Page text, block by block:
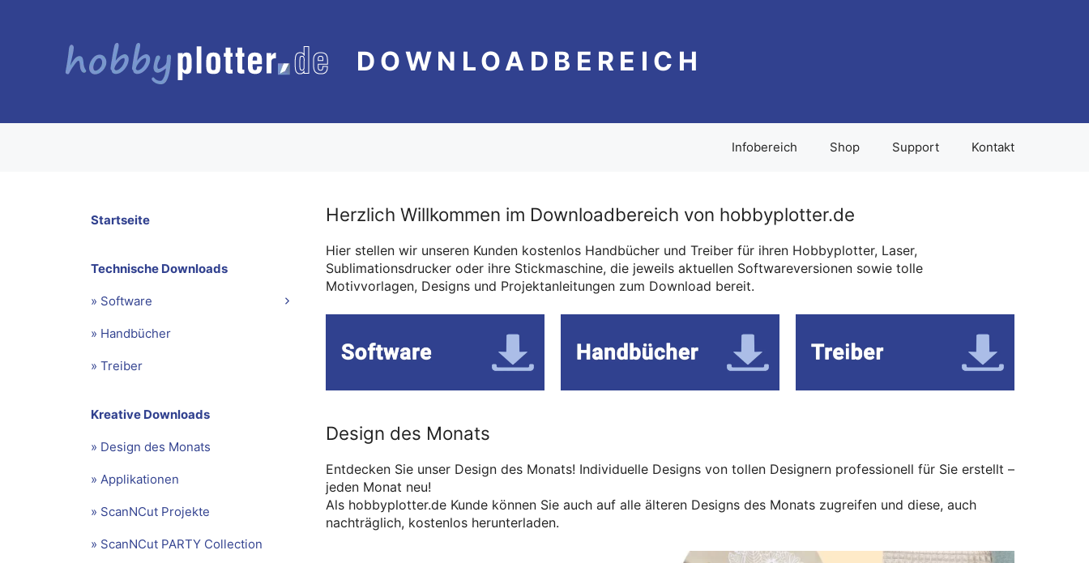
DOWNLOADBEREICH
Infobereich Shop Support Kontakt
Herzlich Willkommen im Downloadbereich von hobbyplotter.de
Hier stellen wir unseren Kunden kostenlos Handbücher und Treiber für ihren Hobbyplotter, Laser,
Sublimationsdrucker oder ihre Stickmaschine, die jeweils aktuellen Softwareversionen sowie tolle
Motivvorlagen, Designs und Projektanleitungen zum Download bereit.
Design des Monats
Entdecken Sie unser Design des Monats! Individuelle Designs von tollen Designern professionell für Sie erstellt –
jeden Monat neu!
Als hobbyplotter.de Kunde können Sie auch auf alle älteren Designs des Monats zugreifen und diese, auch
nachträglich, kostenlos herunterladen.
Startseite
Technische Downloads
» Software
» Handbücher
» Treiber
Kreative Downloads
» Design des Monats
» Applikationen
» ScanNCut Projekte
» ScanNCut PARTY Collection